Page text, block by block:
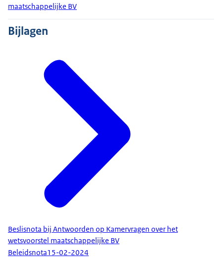
maatschappelijke BV
Bijlagen
Beslisnota bij Antwoorden op Kamervragen over het
wetsvoorstel maatschappelijke BV
Beleidsnota15-02-2024